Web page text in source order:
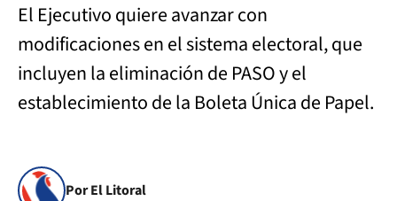
El Ejecutivo quiere avanzar con
modificaciones en el sistema electoral, que
incluyen la eliminación de PASO y el
establecimiento de la Boleta Única de Papel.
Por El Litoral